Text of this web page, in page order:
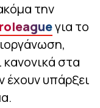
την
για το
κανονικά στα
έχουν υπάρξει